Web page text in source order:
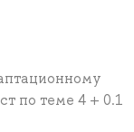
по теме 4 + 0.1